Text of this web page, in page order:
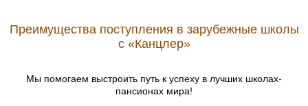
Преимущества поступления в зарубежные школы
с «Канцлер»
Мы помогаем выстроить путь к успеху в лучших школах-
пансионах мира!